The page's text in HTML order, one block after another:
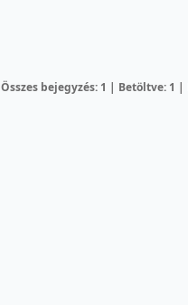
Összes bejegyzés: 1 | Betöltve: 1 |